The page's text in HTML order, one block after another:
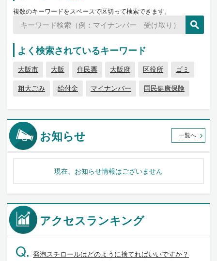
複数のキーワードをスペースで区切って検索できます。
よく検索されているキーワード
大阪市 大阪 住民票 大阪府 区役所
ゴミ
粗大ごみ
給付金 マイナンバー 国民健康保険
お知らせ 一覧へ
現在、お知らせ情報はございません
アクセスランキング
Q. 発泡スチロールはどのように捨てればいいですか？